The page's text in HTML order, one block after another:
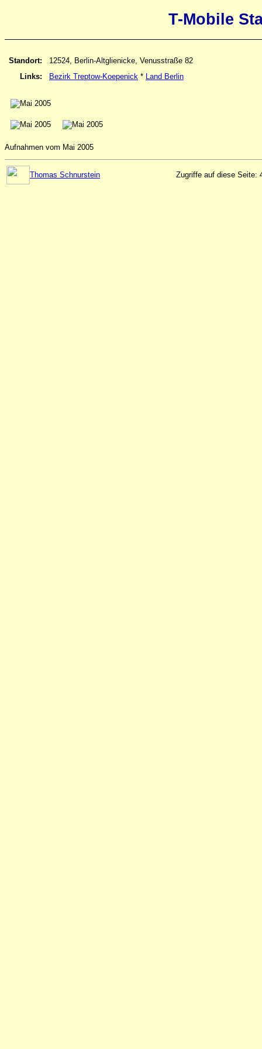
T-Mobile
Standort:
12524, Berlin-Altglienicke, Venusstraße 82
Links:
Bezirk Treptow-Koepenick * Land Berlin
Aufnahmen vom Mai 2005
Thomas Schnurstein Zugriffe auf diese Seite: